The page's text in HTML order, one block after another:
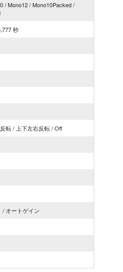
/ Mono12 / Mono10Packed /
秒
転 / 上下左右反転 / Off
/ オートゲイン